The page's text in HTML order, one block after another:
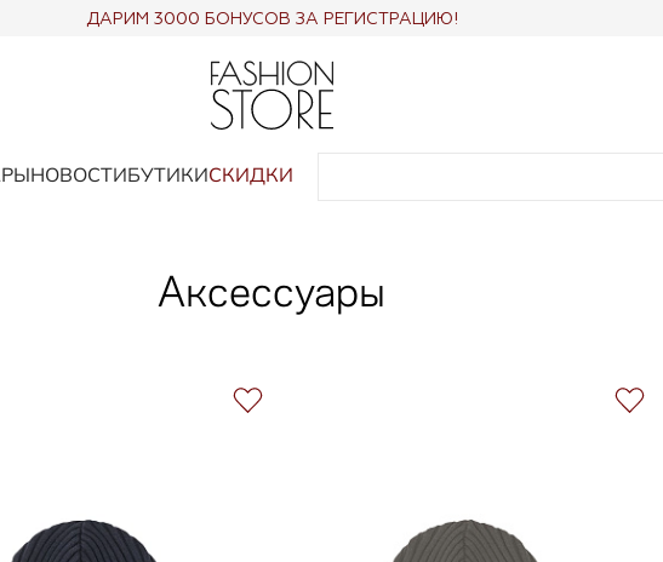
ДАРИМ 3000 БОНУСОВ ЗА РЕГИСТРАЦИЮ!
НОВОСТИБУТИКИСКИДКИ
Аксессуары